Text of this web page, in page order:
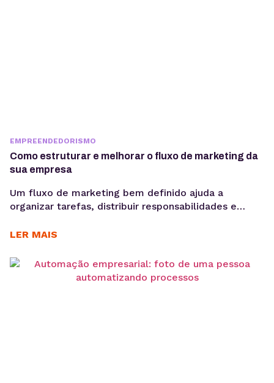
EMPREENDEDORISMO
Como estruturar e melhorar o fluxo de marketing da
sua empresa
Um fluxo de marketing bem definido ajuda a
organizar tarefas, distribuir responsabilidades e
consistente. E o uso de ferramentas como um
ao centralizar processos de planejamento,
aprovação e publicação. Para ter bons resultados
LER MAIS